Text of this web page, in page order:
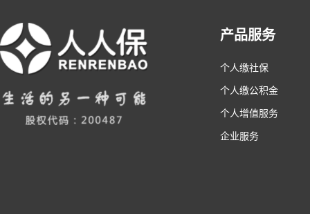
产品服务
个人缴社保
个人缴公积金
个人增值服务
企业服务